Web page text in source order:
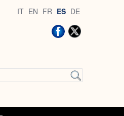
IT EN FR ES DE